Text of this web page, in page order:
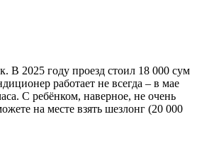
В 2025 году проезд стоил 18 000 сум
работает не всегда – в мае
С ребёнком, наверное, не очень
на месте взять шезлонг (20 000